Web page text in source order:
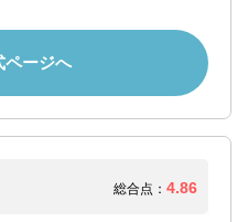
ページへ
総合点： 4.86